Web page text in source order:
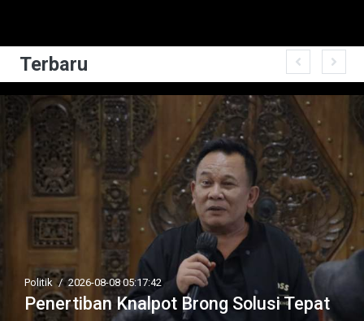
Terbaru
Politik / 2026-08-08 05:17:42
Penertiban Knalpot Brong Solusi Tepat